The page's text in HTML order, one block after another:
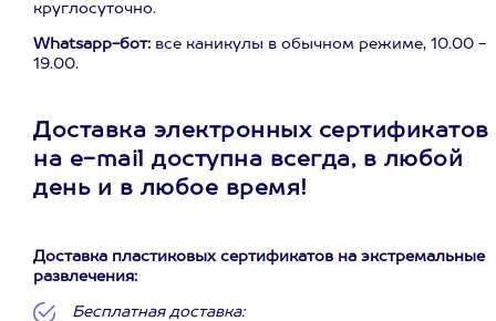
круглосуточно.
Whatsapp-бот: все каникулы в обычном режиме, 10.00 -
19.00.
Доставка электронных сертификатов
на e-mail доступна всегда, в любой
день и в любое время!
Доставка пластиковых сертификатов на экстремальные
развлечения:
Бесплатная доставка: